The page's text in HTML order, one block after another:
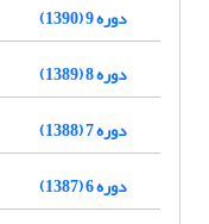
دوره 9 (1390)
دوره 8 (1389)
دوره 7 (1388)
دوره 6 (1387)